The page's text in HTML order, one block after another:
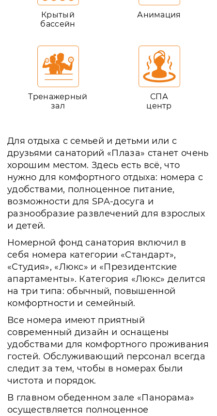
Крытый
бассейн
Анимация
Тренажерный
зал
СПА
центр
Для отдыха с семьей и детьми или с
друзьями санаторий «Плаза» станет очень
хорошим местом. Здесь есть всё, что
нужно для комфортного отдыха: номера с
удобствами, полноценное питание,
возможности для SPA-досуга и
разнообразие развлечений для взрослых
и детей.
Номерной фонд санатория включил в
себя номера категории «Стандарт»,
«Студия», «Люкс» и «Президентские
апартаменты». Категория «Люкс» делится
на три типа: обычный, повышенной
комфортности и семейный.
Все номера имеют приятный
современный дизайн и оснащены
удобствами для комфортного проживания
гостей. Обслуживающий персонал всегда
следит за тем, чтобы в номерах были
чистота и порядок.
В главном обеденном зале «Панорама»
осуществляется полноценное